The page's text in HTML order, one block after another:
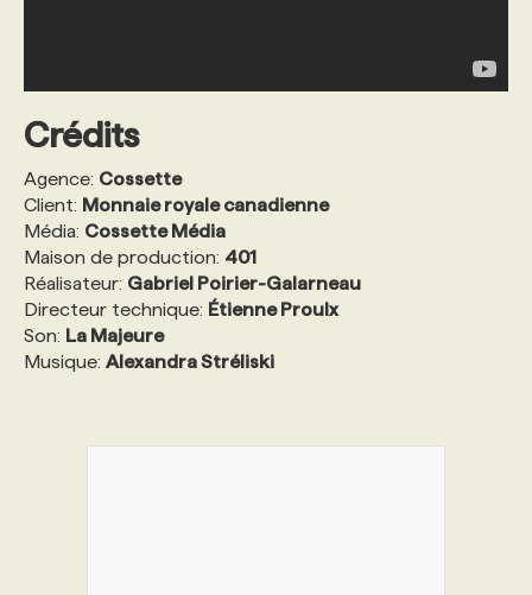
Crédits
Agence: Cossette
Client: Monnaie royale canadienne
Média: Cossette Média
Maison de production: 401
Réalisateur: Gabriel Poirier-Galarneau
Directeur technique: Étienne Proulx
Son: La Majeure
Musique: Alexandra Stréliski